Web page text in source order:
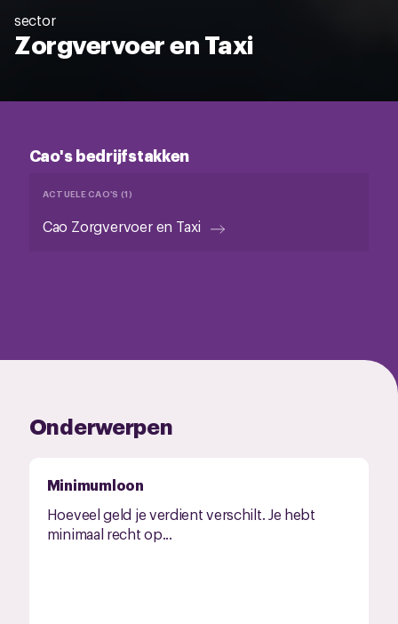
sector
Zorgvervoer en Taxi
Cao's bedrijfstakken
ACTUELE CAO'S (1)
Cao Zorgvervoer en Taxi
Onderwerpen
Minimumloon
Hoeveel geld je verdient verschilt. Je hebt
minimaal recht op...